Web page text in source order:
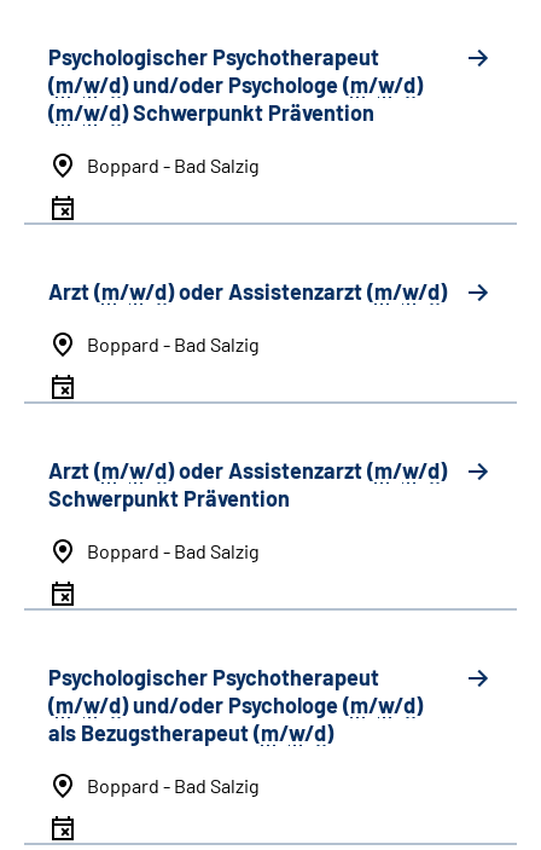
Psychologischer Psychotherapeut
(m/w/d) und/oder Psychologe (m/w/d)
(m/w/d) Schwerpunkt Prävention
Boppard - Bad Salzig
Arzt (m/w/d) oder Assistenzarzt (m/w/d)
Boppard - Bad Salzig
Arzt (m/w/d) oder Assistenzarzt (m/w/d)
Schwerpunkt Prävention
Boppard - Bad Salzig
Psychologischer Psychotherapeut
(m/w/d) und/oder Psychologe (m/w/d)
als Bezugstherapeut (m/w/d)
Boppard - Bad Salzig